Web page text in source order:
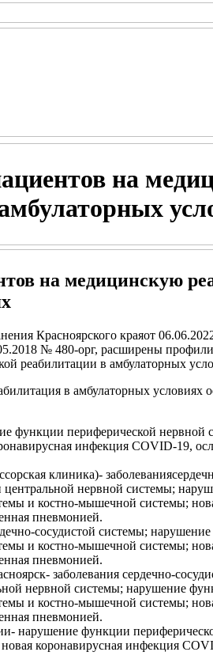
на
на медицинскую
Красноярского краяот
№ 480-орг, расширены
реабилитации в амбулаторных
в амбулаторных условиях
функции периферической нервной
инфекция COVID-19,
клиника)-
нервной системы;
и костно-мышечной системы;
пневмонией.
сосудистой системы;
и костно-мышечной системы;
пневмонией.
заболевания сердечно-
нервной системы; нарушение
и костно-мышечной системы;
пневмонией.
функции
коронавирусная инфекция